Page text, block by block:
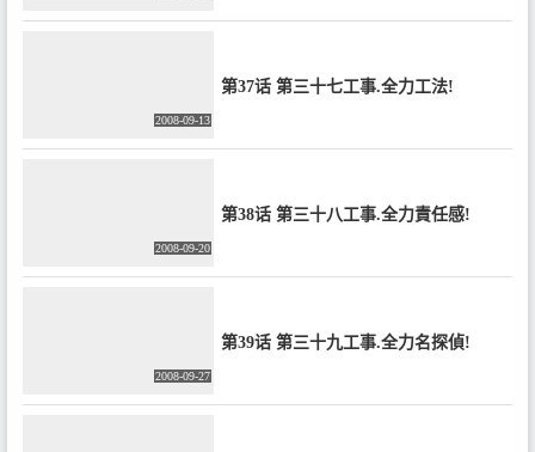
2008-09-13
第37话 第三十七工事.全力工法!
2008-09-20
第38话 第三十八工事.全力責任感!
2008-09-27
第39话 第三十九工事.全力名探偵!